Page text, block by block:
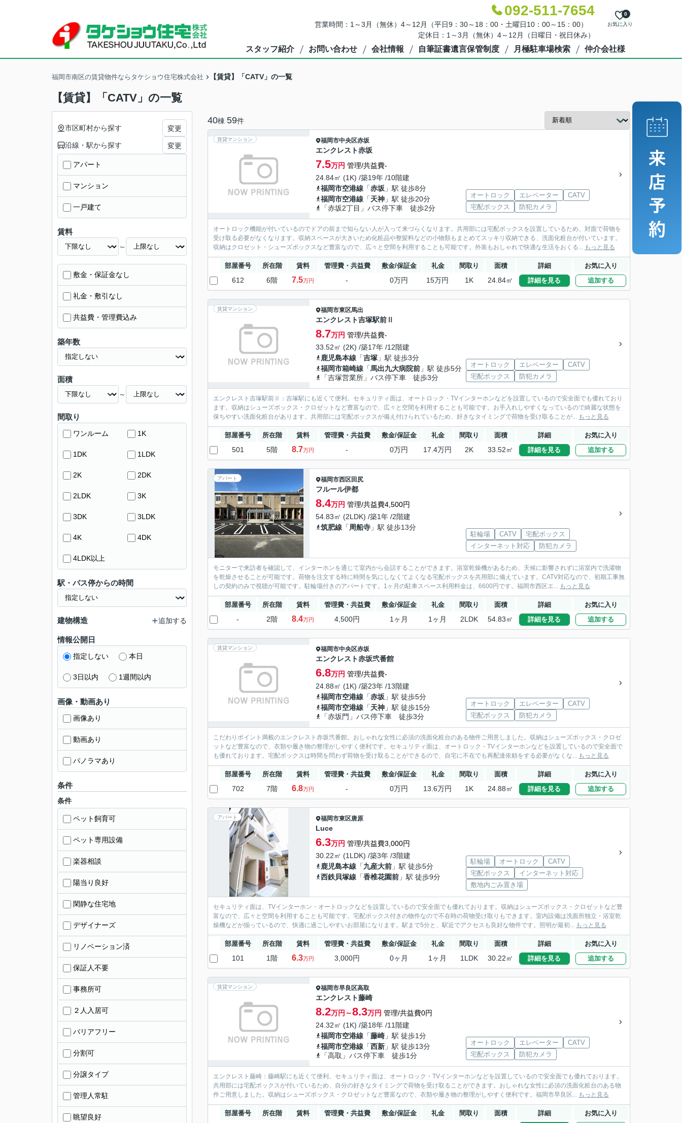
092-511-7654
営業時間：1～3月（無休）4～12月（平日9：30～18：00・土曜日10：00～15：00）
定休日：1～3月（無休）4～12月（日曜日・祝日休み）
お気に入り
0
スタッフ紹介 お問い合わせ 会社情報 自筆証書遺言保管制度 月極駐車場検索 仲介会社様
福岡市南区の賃貸物件ならタケショウ住宅株式会社 【賃貸】「CATV」の一覧
【賃貸】「CATV」の一覧
40棟 59件
賃貸マンション 福岡市中央区赤坂
エンクレスト赤坂
7.5万円 管理/共益費-
24.84㎡ (1K) /築19年 /10階建
福岡市空港線 「赤坂 」駅 徒歩8分
福岡市空港線 「天神 」駅 徒歩20分
「赤坂2丁目」バス停下車 徒歩2分
オートロック エレベーター
CATV
宅配ボックス
防犯カメラ
オートロック機能が付いているのでドアの前まで知らない人が入って来づらくなります。共用部には宅配ボックスを設置しているため、対面で荷物を
受け取る必要がなくなります。収納スペースが大きいため化粧品や整髪料などの小物類もまとめてスッキリ収納できる、洗面化粧台が付いています。
収納はクロゼット・シューズボックスなど豊富なので、広々と空間を利用することも可能です。外装もおしゃれで快適な生活をおくる... もっと見る
部屋番号 所在階 賃料 管理費・共益費 敷金/保証金 礼金 間取り 面積 詳細 お気に入り
612 6階 7.5万円 - 0万円 15万円 1K 24.84㎡ 詳細を見る 追加する
賃貸マンション 福岡市東区馬出
エンクレスト吉塚駅前Ⅱ
8.7万円 管理/共益費-
33.52㎡ (2K) /築17年 /12階建
鹿児島本線 「吉塚 」駅 徒歩3分
福岡市箱崎線 「馬出九大病院前 」駅 徒歩5分
「吉塚営業所」バス停下車 徒歩3分
オートロック エレベーター
CATV
宅配ボックス
防犯カメラ
エンクレスト吉塚駅前Ⅱ：吉塚駅にも近くて便利。セキュリティ面は、オートロック・TVインターホンなどを設置しているので安全面でも優れており
ます。収納はシューズボックス・クロゼットなど豊富なので、広々と空間を利用することも可能です。お手入れしやすくなっているので綺麗な状態を
保ちやすい洗面化粧台があります。共用部には宅配ボックスが備え付けられているため、好きなタイミングで荷物を受け取ることが... もっと見る
部屋番号 所在階 賃料 管理費・共益費 敷金/保証金 礼金 間取り 面積 詳細 お気に入り
501 5階 8.7万円 - 0万円 17.4万円 2K 33.52㎡ 詳細を見る 追加する
アパート 福岡市西区田尻
フルール伊都
8.4万円 管理/共益費4,500円
54.83㎡ (2LDK) /築1年 /2階建
筑肥線 「周船寺 」駅 徒歩13分
駐輪場 CATV
宅配ボックス
インターネット対応
防犯カメラ
モニターで来訪者を確認して、インターホンを通じて室内から会話することができます。浴室乾燥機があるため、天候に影響されずに浴室内で洗濯物
を乾燥させることが可能です。荷物を注文する時に時間を気にしなくてよくなる宅配ボックスを共用部に備えています。CATV対応なので、初期工事無
しの契約のみで視聴が可能です。駐輪場付きのアパートです。1ヶ月の駐車スペース利用料金は、6600円です。福岡市西区エ... もっと見る
部屋番号 所在階 賃料 管理費・共益費 敷金/保証金 礼金 間取り 面積 詳細 お気に入り
- 2階 8.4万円 4,500円 1ヶ月 1ヶ月 2LDK 54.83㎡ 詳細を見る 追加する
賃貸マンション 福岡市中央区赤坂
エンクレスト赤坂弐番館
6.8万円 管理/共益費-
24.88㎡ (1K) /築23年 /13階建
福岡市空港線 「赤坂 」駅 徒歩5分
福岡市空港線 「天神 」駅 徒歩15分
「赤坂門」バス停下車 徒歩3分
オートロック エレベーター
CATV
宅配ボックス
防犯カメラ
こだわりポイント満載のエンクレスト赤坂弐番館。おしゃれな女性に必須の洗面化粧台のある物件ご用意しました。収納はシューズボックス・クロゼ
ットなど豊富なので、衣類や履き物の整理がしやすく便利です。セキュリティ面は、オートロック・TVインターホンなどを設置しているので安全面で
も優れております。宅配ボックスは時間を問わず荷物を受け取ることができるので、自宅に不在でも再配達依頼をする必要がなくな... もっと見る
部屋番号 所在階 賃料 管理費・共益費 敷金/保証金 礼金 間取り 面積 詳細 お気に入り
702 7階 6.8万円 - 0万円 13.6万円 1K 24.88㎡ 詳細を見る 追加する
アパート 福岡市東区唐原
Luce
6.3万円 管理/共益費3,000円
30.22㎡ (1LDK) /築3年 /3階建
鹿児島本線 「九産大前 」駅 徒歩5分
西鉄貝塚線 「香椎花園前 」駅 徒歩9分
駐輪場 オートロック
CATV
宅配ボックス
インターネット対応
敷地内ごみ置き場
セキュリティ面は、TVインターホン・オートロックなどを設置しているので安全面でも優れております。収納はシューズボックス・クロゼットなど豊
富なので、広々と空間を利用することも可能です。宅配ボックス付きの物件なので不在時の荷物受け取りもできます。室内設備は洗面所独立・浴室乾
燥機などが揃っているので、快適に過ごしやすいお部屋になります。駅まで5分と、駅近でアクセスも良好な物件です。照明が最初... もっと見る
部屋番号 所在階 賃料 管理費・共益費 敷金/保証金 礼金 間取り 面積 詳細 お気に入り
101 1階 6.3万円 3,000円 0ヶ月 1ヶ月 1LDK 30.22㎡ 詳細を見る 追加する
賃貸マンション 福岡市早良区高取
エンクレスト藤崎
8.2万円～8.3万円 管理/共益費0円
24.32㎡ (1K) /築18年 /11階建
福岡市空港線 「藤崎 」駅 徒歩1分
福岡市空港線 「西新 」駅 徒歩13分
「高取」バス停下車 徒歩1分
オートロック エレベーター
CATV
宅配ボックス
防犯カメラ
エンクレスト藤崎：藤崎駅にも近くて便利。セキュリティ面は、オートロック・TVインターホンなどを設置しているので安全面でも優れております。
共用部には宅配ボックスが付いているため、自分の好きなタイミングで荷物を受け取ることができます。おしゃれな女性に必須の洗面化粧台のある物
件ご用意しました。収納はシューズボックス・クロゼットなど豊富なので、衣類や履き物の整理がしやすく便利です。福岡市早良区... もっと見る
部屋番号 所在階 賃料 管理費・共益費 敷金/保証金 礼金 間取り 面積 詳細 お気に入り
市区町村から探す 変更
沿線・駅から探す 変更
アパート
マンション
一戸建て
賃料
～
敷金・保証金なし
礼金・敷引なし
共益費・管理費込み
築年数
面積
～
間取り
ワンルーム 1K
1DK 1LDK
2K 2DK
2LDK 3K
3DK 3LDK
4K 4DK
4LDK以上
駅・バス停からの時間
建物構造 追加する
情報公開日
指定しない 本日
3日以内 1週間以内
画像・動画あり
画像あり
動画あり
パノラマあり
条件
条件
ペット飼育可
ペット専用設備
楽器相談
陽当り良好
閑静な住宅地
デザイナーズ
リノベーション済
保証人不要
事務所可
２人入居可
バリアフリー
分割可
分譲タイプ
管理人常駐
眺望良好